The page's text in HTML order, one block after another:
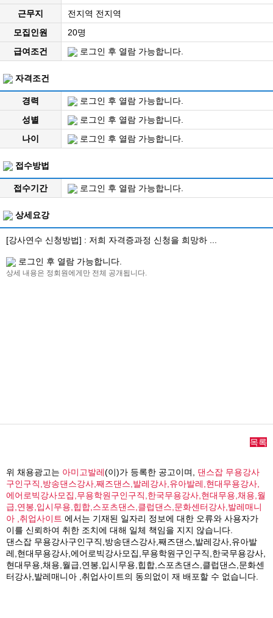
근무지
전지역 전지역
모집인원
20명
급여조건
로그인 후 열람 가능합니다.
자격조건
경력
로그인 후 열람 가능합니다.
성별
로그인 후 열람 가능합니다.
나이
로그인 후 열람 가능합니다.
접수방법
접수기간 로그인 후 열람 가능합니다.
상세요강
[강사연수 신청방법] : 저희 자격증과정 신청을 희망하 ...
로그인 후 열람 가능합니다.
상세 내용은 정회원에게만 전체 공개됩니다.
목록
위 채용광고는 아미고발레(이)가 등록한 공고이며, 댄스잡 무용강사
구인구직,방송댄스강사,째즈댄스,발레강사,유아발레,현대무용강사,
에어로빅강사모집,무용학원구인구직,한국무용강사,현대무용,채용,월
급,연봉,입시무용,힙합,스포츠댄스,클럽댄스,문화센터강사,발레매니
아 ,취업사이트 에서는 기재된 일자리 정보에 대한 오류와 사용자가
이를 신뢰하여 취한 조치에 대해 일체 책임을 지지 않습니다.
댄스잡 무용강사구인구직,방송댄스강사,째즈댄스,발레강사,유아발
레,현대무용강사,에어로빅강사모집,무용학원구인구직,한국무용강사,
현대무용,채용,월급,연봉,입시무용,힙합,스포츠댄스,클럽댄스,문화센
터강사,발레매니아 ,취업사이트의 동의없이 재 배포할 수 없습니다.